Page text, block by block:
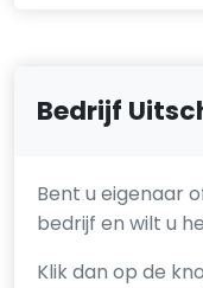
Bedrijf
Bent u eigenaar
bedrijf en wilt u
Klik dan op de